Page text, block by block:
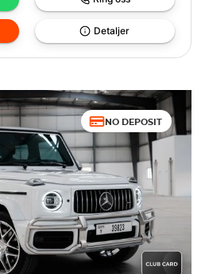
Detaljer
NO DEPOSIT